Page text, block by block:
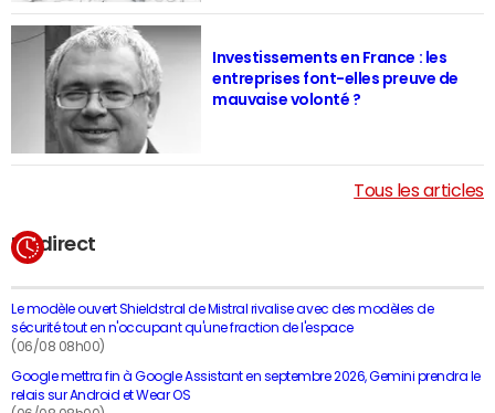
En direct
Le modèle ouvert Shieldstral de Mistral rivalise avec des modèles de
sécurité tout en n'occupant qu'une fraction de l'espace
(06/08 08h00)
Google mettra fin à Google Assistant en septembre 2026, Gemini prendra le
relais sur Android et Wear OS
Investissements en France : les
entreprises font-elles preuve de
mauvaise volonté ?
Tous les articles